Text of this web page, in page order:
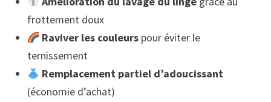
frottement doux
Raviver les couleurs pour éviter le
ternissement
Remplacement partiel d’adoucissant
(économie d’achat)